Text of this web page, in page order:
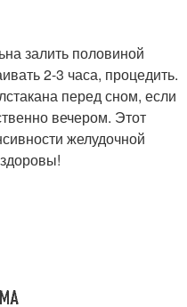
залить половиной
2-3 часа, процедить.
перед сном, если
вечером. Этот
желудочной